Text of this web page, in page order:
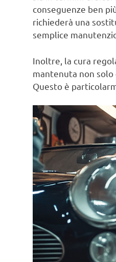
conseguenze ben
richiederà una
semplice
Inoltre, la cura
mantenuta non
Questo è